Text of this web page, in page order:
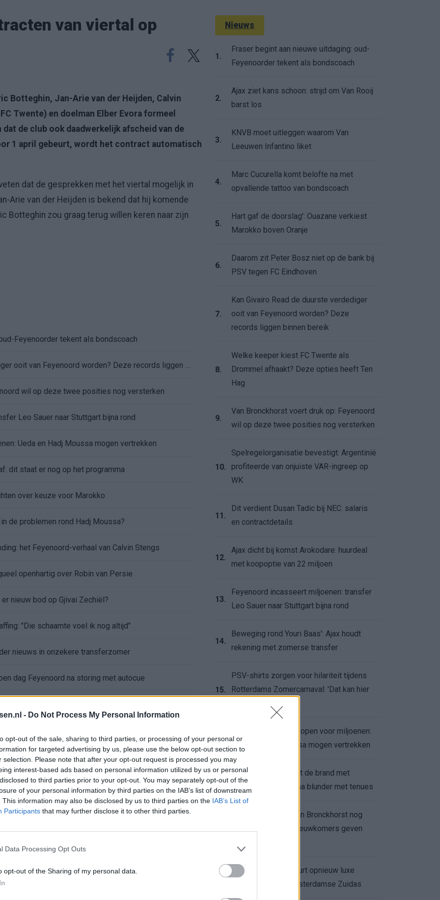
- Do Not Process My Personal Information
opt-out of the sale, sharing to third parties, or processing of your personal or
for targeted advertising by us, please use the below opt-out section to
selection. Please note that after your opt-out request is processed you may
interest-based ads based on personal information utilized by us or personal
to third parties prior to your opt-out. You may separately opt-out of the
of your personal information by third parties on the IAB’s list of downstream
This information may also be disclosed by us to third parties on the IAB’s List of
Participants that may further disclose it to other third parties.
Data Processing Opt Outs
opt-out of the Sharing of my personal data.
van viertal op
Botteghin, Jan-Arie van der Heijden, Calvin
Twente) en doelman Elber Evora formeel
de club ook daadwerkelijk afscheid van de
1 april gebeurt, wordt het contract automatisch
dat de gesprekken met het viertal mogelijk in
Arie van der Heijden is bekend dat hij komende
Botteghin zou graag terug willen keren naar zijn
Feyenoorder tekent als bondscoach
wil op deze twee posities nog versterken
Leo Sauer naar Stuttgart bijna rond
Ueda en Hadj Moussa mogen vertrekken
dit staat er nog op het programma
over keuze voor Marokko
de problemen rond Hadj Moussa?
het Feyenoord-verhaal van Calvin Stengs
openhartig over Robin van Persie
nieuw bod op Gjivai Zechiël?
"Die schaamte voel ik nog altijd"
nieuws in onzekere transferzomer
dag Feyenoord na storing met autocue
na omstreden strafschop zonder VAR
worden
Ajax-moment weer in herinnering
waarom blijft het zo stil?
Drenthe
Nieuws
1.
Fraser begint aan nieuwe uitdaging: oud-
Feyenoorder tekent als bondscoach
2.
Ajax ziet kans schoon: strijd om Van Rooij
barst los
3.
KNVB moet uitleggen waarom Van
Leeuwen Infantino liket
4.
Marc Cucurella komt belofte na met
opvallende tattoo van bondscoach
5.
Hart gaf de doorslag': Ouazane verkiest
Marokko boven Oranje
6.
Daarom zit Peter Bosz niet op de bank bij
PSV tegen FC Eindhoven
7.
Kan Givairo Read de duurste verdediger
ooit van Feyenoord worden? Deze
records liggen binnen bereik
8.
Welke keeper kiest FC Twente als
Drommel afhaakt? Deze opties heeft Ten
Hag
9.
Van Bronckhorst voert druk op: Feyenoord
wil op deze twee posities nog versterken
10.
Spelregelorganisatie bevestigt: Argentinië
profiteerde van onjuiste VAR-ingreep op
WK
11.
Dit verdient Dusan Tadic bij NEC: salaris
en contractdetails
12.
Ajax dicht bij komst Arokodare: huurdeal
met koopoptie van 22 miljoen
13.
Feyenoord incasseert miljoenen: transfer
Leo Sauer naar Stuttgart bijna rond
14.
Beweging rond Youri Baas': Ajax houdt
rekening met zomerse transfer
15.
PSV-shirts zorgen voor hilariteit tijdens
Rotterdams Zomercarnaval: 'Dat kan hier
16.
Feyenoord zet deur open voor miljoenen:
Ueda en Hadj Moussa mogen vertrekken
17.
Ajax helpt Burnley uit de brand met
afgeknipte sokken na blunder met tenues
Feyenoord onder Van Bronckhorst nog
altijd ongeslagen: nieuwkomers geven
19.
Hakim Ziyech verhuurt opnieuw luxe
appartement op Amsterdamse Zuidas